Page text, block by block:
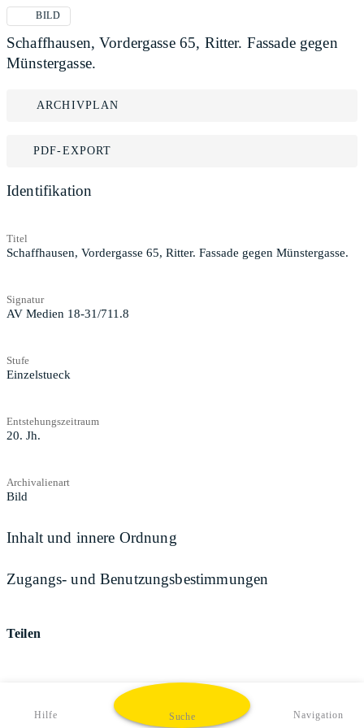
BILD
Schaffhausen, Vordergasse 65, Ritter. Fassade gegen
Münstergasse.
ARCHIVPLAN
PDF-EXPORT
Identifikation
Titel
Schaffhausen, Vordergasse 65, Ritter. Fassade gegen Münstergasse.
Signatur
AV Medien 18-31/711.8
Stufe
Einzelstueck
Entstehungszeitraum
20. Jh.
Archivalienart
Bild
Inhalt und innere Ordnung
Zugangs- und Benutzungsbestimmungen
Teilen
Hilfe Suche Navigation